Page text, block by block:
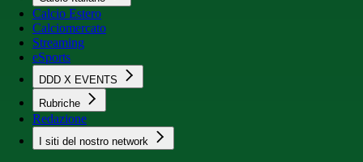
Calcio Estero
Calciomercato
Streaming
eSports
DDD X EVENTS
Rubriche
Redazione
I siti del nostro network